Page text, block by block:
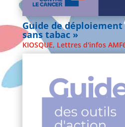
Guide de déploiement
sans tabac »
KIOSQUE, Lettres d'infos